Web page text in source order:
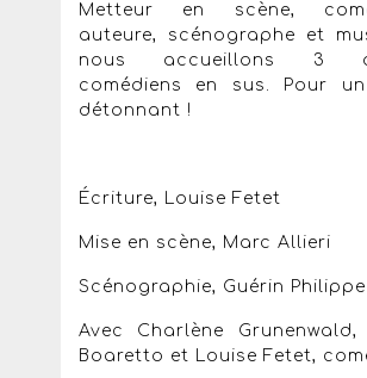
Metteur en scène,
auteure, scénographe et
nous accueillons 3
comédiens en sus. Pour
détonnant !
Écriture, Louise Fetet
Mise en scène, Marc Allieri
Scénographie, Guérin Philippe
Avec Charlène Grunenwald,
Boaretto et Louise Fetet,